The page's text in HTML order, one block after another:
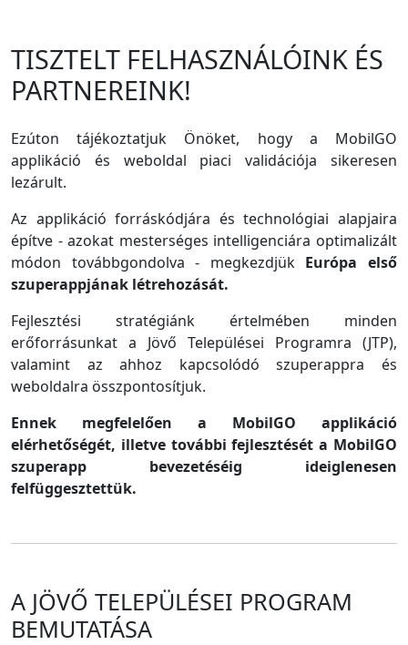
TISZTELT FELHASZNÁLÓINK ÉS
PARTNEREINK!
Ezúton tájékoztatjuk Önöket, hogy a MobilGO
applikáció és weboldal piaci validációja sikeresen
lezárult.
Az applikáció forráskódjára és technológiai alapjaira
építve - azokat mesterséges intelligenciára optimalizált
módon továbbgondolva - megkezdjük Európa első
szuperappjának létrehozását.
Fejlesztési stratégiánk értelmében minden
erőforrásunkat a Jövő Települései Programra (JTP),
valamint az ahhoz kapcsolódó szuperappra és
weboldalra összpontosítjuk.
Ennek megfelelően a MobilGO applikáció
elérhetőségét, illetve további fejlesztését a MobilGO
szuperapp bevezetéséig ideiglenesen
felfüggesztettük.
A JÖVŐ TELEPÜLÉSEI PROGRAM
BEMUTATÁSA